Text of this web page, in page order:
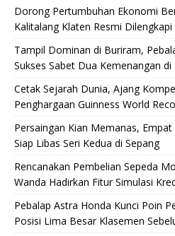
Dorong Pertumbuhan Ekonomi
Kalitalang Klaten Resmi
Tampil Dominan di Buriram,
Sukses Sabet Dua Kemenangan
Cetak Sejarah Dunia, Ajang
Penghargaan Guinness World
Persaingan Kian Memanas,
Siap Libas Seri Kedua di Sepang
Rencanakan Pembelian Sepeda
Wanda Hadirkan Fitur Simulasi
Pebalap Astra Honda Kunci Poin
Posisi Lima Besar Klasemen